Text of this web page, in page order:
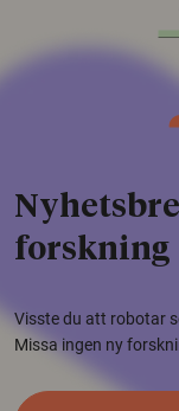
forskning
Visste du att robotar
Missa ingen ny